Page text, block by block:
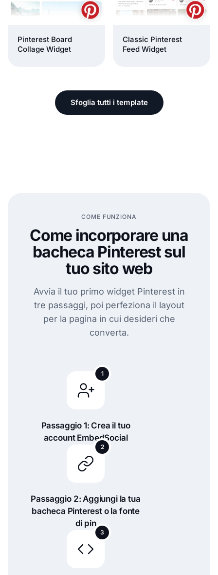
Pinterest Board
Collage Widget
Classic Pinterest
Feed Widget
Sfoglia tutti i template
COME FUNZIONA
Come incorporare una
bacheca Pinterest sul
tuo sito web
Avvia il tuo primo widget Pinterest in
tre passaggi, poi perfeziona il layout
per la pagina in cui desideri che
converta.
1
Passaggio 1: Crea il tuo
account EmbedSocial
2
Passaggio 2: Aggiungi la tua
bacheca Pinterest o la fonte
di pin
3